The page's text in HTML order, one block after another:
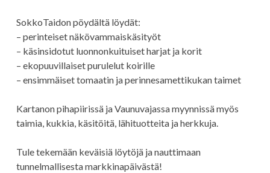
SokkoTaidon pöydältä löydät:
– perinteiset näkövammaiskäsityöt
– käsinsidotut luonnonkuituiset harjat ja korit
– ekopuuvillaiset purulelut koirille
– ensimmäiset tomaatin ja perinnesamettikukan taimet
Kartanon pihapiirissä ja Vaunuvajassa myynnissä myös
taimia, kukkia, käsitöitä, lähituotteita ja herkkuja.
Tule tekemään keväisiä löytöjä ja nauttimaan
tunnelmallisesta markkinapäivästä!